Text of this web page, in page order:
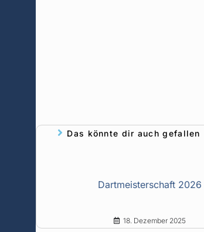
Das könnte dir auch gefallen
Dartmeisterschaft 2026
18. Dezember 2025